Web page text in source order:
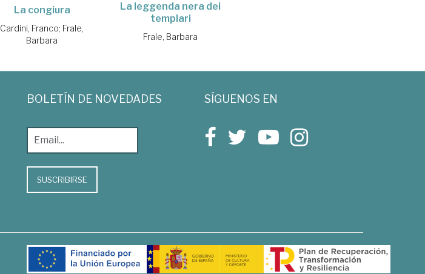
La congiura
Cardini, Franco; Frale,
Barbara
La leggenda nera dei
templari
Frale, Barbara
BOLETÍN DE NOVEDADES
SUSCRIBIRSE
SÍGUENOS EN